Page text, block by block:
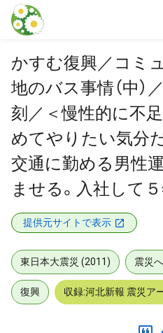
本文に飛ぶ
かすむ復興／コミ
地のバス事情（中）
刻／＜慢性的に不
めてやりたい気分
交通に勤める男性
ませる。入社して
提供元サイトで表示
東日本大震災 (2011) 震災
復興 収録:河北新報 震災ア